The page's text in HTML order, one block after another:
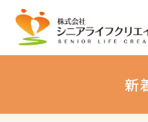
新